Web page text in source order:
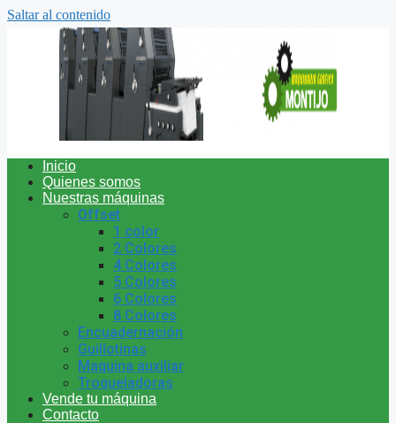
Saltar al contenido
Inicio
Quienes somos
Nuestras máquinas
Offset
1 color
2 Colores
4 Colores
5 Colores
6 Colores
8 Colores
Encuadernación
Guillotinas
Maquina auxiliar
Troqueladoras
Vende tu máquina
Contacto